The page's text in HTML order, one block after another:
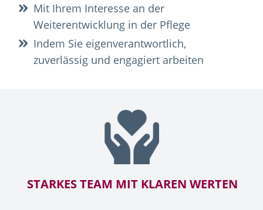
Mit Ihrem Interesse an der
Weiterentwicklung in der Pflege
Indem Sie eigenverantwortlich,
zuverlässig und engagiert arbeiten
STARKES TEAM MIT KLAREN WERTEN